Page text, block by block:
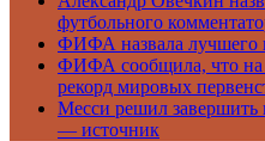
футбольного
ФИФА назвала лучшего
ФИФА сообщила, что на
рекорд мировых
Месси решил завершить
— источник